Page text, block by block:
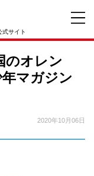
サイト
のオレン
マガジン
2020年10月06日